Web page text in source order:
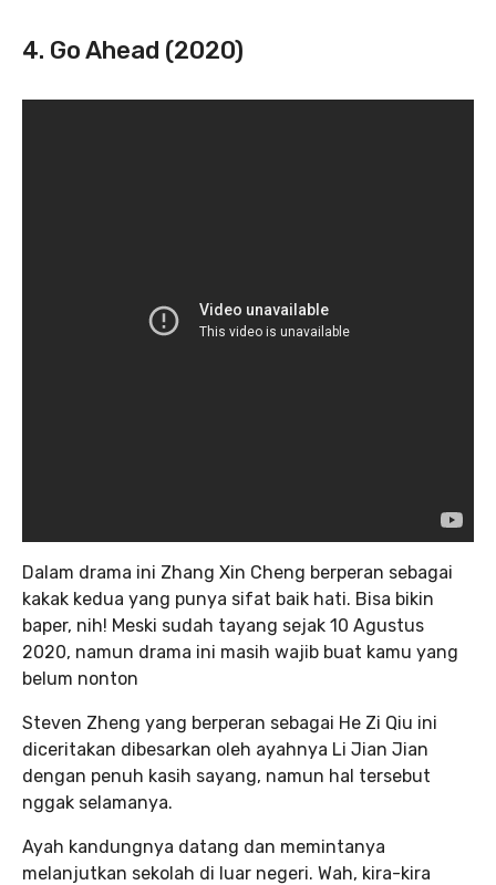
4. Go Ahead (2020)
Dalam drama ini Zhang Xin Cheng berperan sebagai
kakak kedua yang punya sifat baik hati. Bisa bikin
baper, nih! Meski sudah tayang sejak 10 Agustus
2020, namun drama ini masih wajib buat kamu yang
belum nonton
Steven Zheng yang berperan sebagai He Zi Qiu ini
diceritakan dibesarkan oleh ayahnya Li Jian Jian
dengan penuh kasih sayang, namun hal tersebut
nggak selamanya.
Ayah kandungnya datang dan memintanya
melanjutkan sekolah di luar negeri. Wah, kira-kira